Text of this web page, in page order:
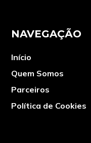
NAVEGAÇÃO
Início
Quem Somos
Parceiros
Política de Cookies